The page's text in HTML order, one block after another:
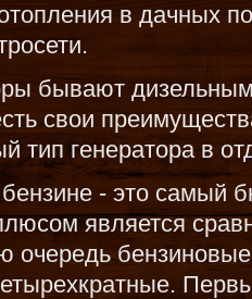
в дачных
бывают
свои
тип генератора в
- это самый
является
очередь